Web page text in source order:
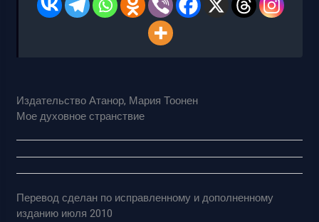
Издательство Атанор, Мария Тоонен
Мое духовное странствие
Перевод сделан по исправленному и дополненному
изданию июля 2010